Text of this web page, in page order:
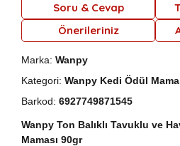
Soru & Cevap
Önerileriniz
Marka: Wanpy
Kategori: Wanpy Kedi Ödül
Barkod: 6927749871545
Wanpy Ton Balıklı Tavuklu ve
Maması 90gr